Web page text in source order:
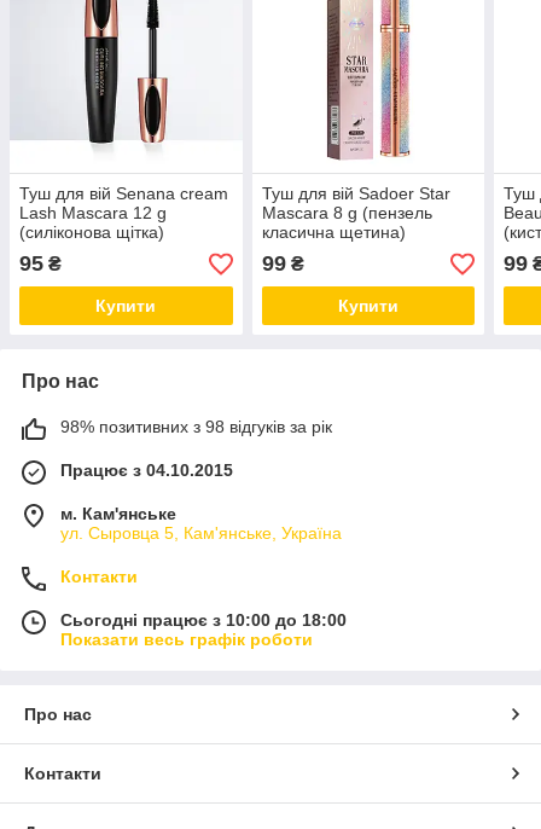
Туш для вій Senana cream
Lash Mascara 12 g
(силіконова щітка)
95 ₴
Купити
Туш для вій Sadoer Star
Mascara 8 g (пензель
класична щетина)
99₴
Купити
Туш
99
Про нас
98% позитивних з 98 відгуків за рік
Працює з 04.10.2015
м. Кам'янське
ул. Сыровца 5, Кам'янське, Україна
Контакти
Сьогодні працює з 10:00 до 18:00
Показати весь графік роботи
Про нас
Контакти